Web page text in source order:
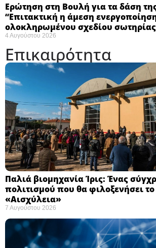
Ερώτηση στη Βουλή για τα δάση
“Eπιτακτική η άμεση
ολοκληρωμένου σχεδίου
4 Αυγούστου 2026
Επικαιρότητα
Παλιά βιομηχανία Ίρις: Ένας
πολιτισμού που θα φιλοξενήσει
«Αισχύλεια» ​
7 Αυγούστου 2026